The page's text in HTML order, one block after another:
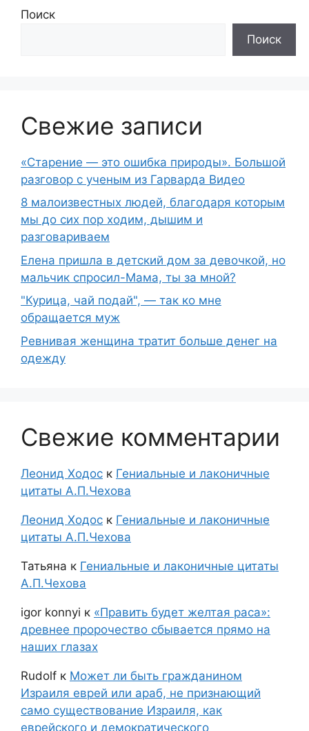
Поиск
Поиск
Свежие записи
«Старение — это ошибка природы». Большой
разговор с ученым из Гарварда Видео
8 малоизвестных людей, благодаря которым
мы до сих пор ходим, дышим и
разговариваем
Елена пришла в детский дом за девочкой, но
мальчик спросил-Мама, ты за мной?
"Курица, чай подай", — так ко мне
обращается муж
Ревнивая женщина тратит больше денег на
одежду
Свежие комментарии
Леонид Ходос к Гениальные и лаконичные
цитаты А.П.Чехова
Леонид Ходос к Гениальные и лаконичные
цитаты А.П.Чехова
Татьяна к Гениальные и лаконичные цитаты
А.П.Чехова
igor konnyi к «Править будет желтая раса»:
древнее пророчество сбывается прямо на
наших глазах
Rudolf к Может ли быть гражданином
Израиля еврей или араб, не признающий
само существование Израиля, как
еврейского и демократического